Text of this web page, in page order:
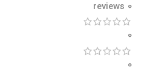
0 reviews
0
0